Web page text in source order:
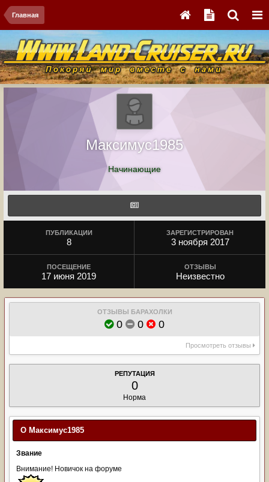
Главная
Максимус1985
Начинающие
ПУБЛИКАЦИИ
8
ЗАРЕГИСТРИРОВАН
3 ноября 2017
ПОСЕЩЕНИЕ
17 июня 2019
ОТЗЫВЫ
Неизвестно
ОТЗЫВЫ БАРАХОЛКИ
0 0 0
Просмотреть отзывы
РЕПУТАЦИЯ
0
Норма
О Максимус1985
Звание
Внимание! Новичок на форуме